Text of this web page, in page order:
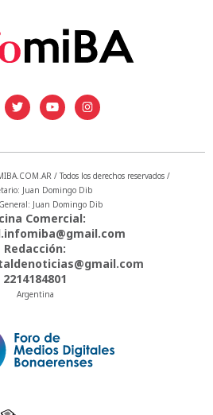
/ Todos los derechos reservados /
Juan Domingo Dib
Juan Domingo Dib
Comercial:
Redacción:
2214184801
Argentina